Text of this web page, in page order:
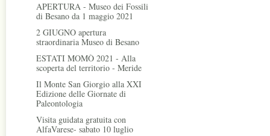
APERTURA - Museo dei Fossili
di Besano da 1 maggio 2021
2 GIUGNO apertura
straordinaria Museo di Besano
ESTATI MOMÒ 2021 - Alla
scoperta del territorio - Meride
Il Monte San Giorgio alla XXI
Edizione delle Giornate di
Paleontologia
Visita guidata gratuita con
AlfaVarese- sabato 10 luglio